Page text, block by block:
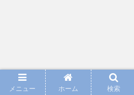
メニュー ホーム 検索